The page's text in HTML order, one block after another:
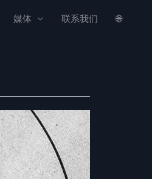
媒体 联系我们 🌐